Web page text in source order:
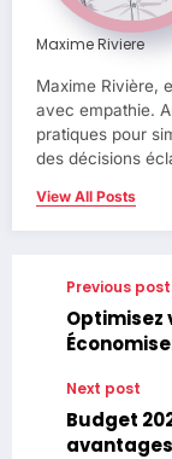
Maxime Riviere
Maxime Rivière,
avec empathie.
pratiques pour
des décisions
View All Posts
Previous post
Optimisez
Next post
Budget